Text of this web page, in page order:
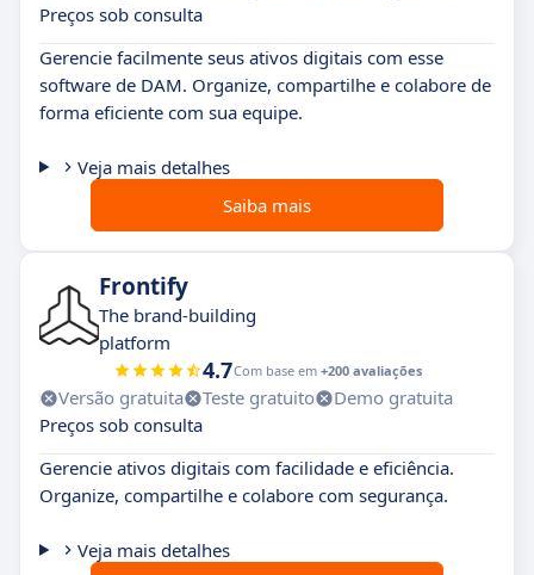
Preços sob consulta
Gerencie facilmente seus ativos digitais com esse
software de DAM. Organize, compartilhe e colabore de
forma eficiente com sua equipe.
Veja mais detalhes
Saiba mais
Frontify
The brand-building
platform
4.7Com base em +200 avaliações
Versão gratuita Teste gratuito
Demo gratuita
Preços sob consulta
Gerencie ativos digitais com facilidade e eficiência.
Organize, compartilhe e colabore com segurança.
Veja mais detalhes